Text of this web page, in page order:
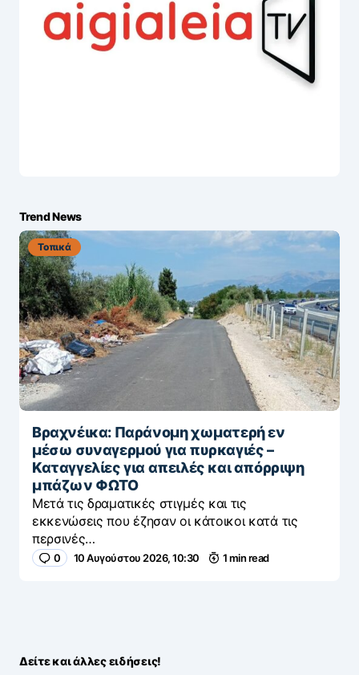
Trend News
Τοπικά
Βραχνέικα: Παράνομη χωματερή εν
μέσω συναγερμού για πυρκαγιές –
Καταγγελίες για απειλές και απόρριψη
μπάζων ΦΩΤΟ
Μετά τις δραματικές στιγμές και τις
εκκενώσεις που έζησαν οι κάτοικοι κατά τις
περσινές…
0 10 Αυγούστου 2026, 10:30 1 min read
Δείτε και άλλες ειδήσεις!